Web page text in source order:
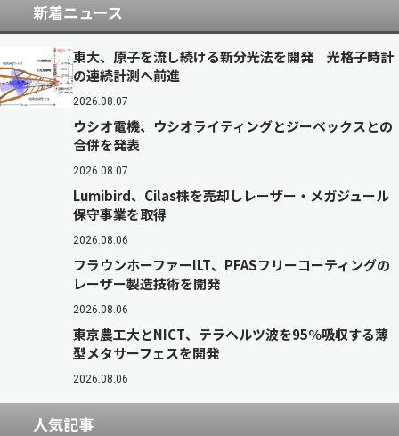
新着ニュース
東大、原子を流し続ける新分光法を開発 光格子時計
の連続計測へ前進
2026.08.07
ウシオ電機、ウシオライティングとジーベックスとの
合併を発表
2026.08.07
Lumibird、Cilas株を売却しレーザー・メガジュール
保守事業を取得
2026.08.06
フラウンホーファーILT、PFASフリーコーティングの
レーザー製造技術を開発
2026.08.06
東京農工大とNICT、テラヘルツ波を95％吸収する薄
型メタサーフェスを開発
2026.08.06
人気記事